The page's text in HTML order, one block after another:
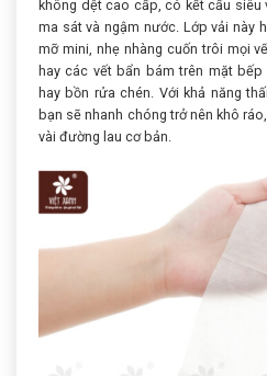
không dệt cao cấp, có kết cấu siêu
ma sát và ngậm nước. Lớp vải này
mỡ mini, nhẹ nhàng cuốn trôi mọi
hay các vết bẩn bám trên mặt
hay bồn rửa chén. Với khả năng
bạn sẽ nhanh chóng trở nên khô
vài đường lau cơ bản.